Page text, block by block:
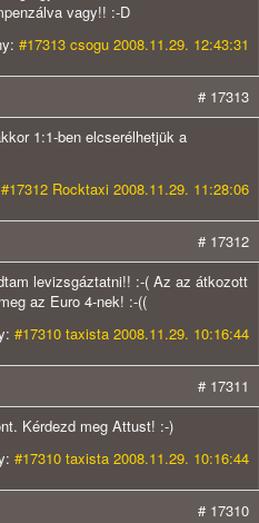
vagy!! :-D
#17313 csogu 2008.11.29. 12:43:31
# 17313
1:1-ben elcserélhetjük a
#17312 Rocktaxi 2008.11.29. 11:28:06
# 17312
levizsgáztatni!! :-( Az az átkozott
az Euro 4-nek! :-((
#17310 taxista 2008.11.29. 10:16:44
# 17311
Kérdezd meg Attust! :-)
#17310 taxista 2008.11.29. 10:16:44
# 17310